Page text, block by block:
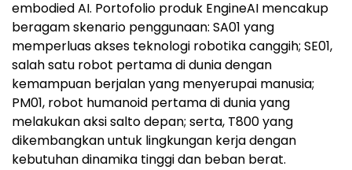
embodied AI. Portofolio produk EngineAI mencakup
beragam skenario penggunaan: SA01 yang
memperluas akses teknologi robotika canggih; SE01,
salah satu robot pertama di dunia dengan
kemampuan berjalan yang menyerupai manusia;
PM01, robot humanoid pertama di dunia yang
melakukan aksi salto depan; serta, T800 yang
dikembangkan untuk lingkungan kerja dengan
kebutuhan dinamika tinggi dan beban berat.